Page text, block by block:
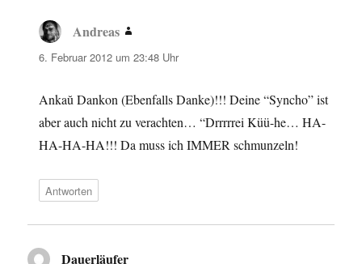
Andreas
6. Februar 2012 um 23:48 Uhr
Ankaŭ Dankon (Ebenfalls Danke)!!! Deine “Syncho” ist
aber auch nicht zu verachten… “Drrrrrei Küü-he… HA-
HA-HA-HA!!! Da muss ich IMMER schmunzeln!
Antworten
Dauerläufer